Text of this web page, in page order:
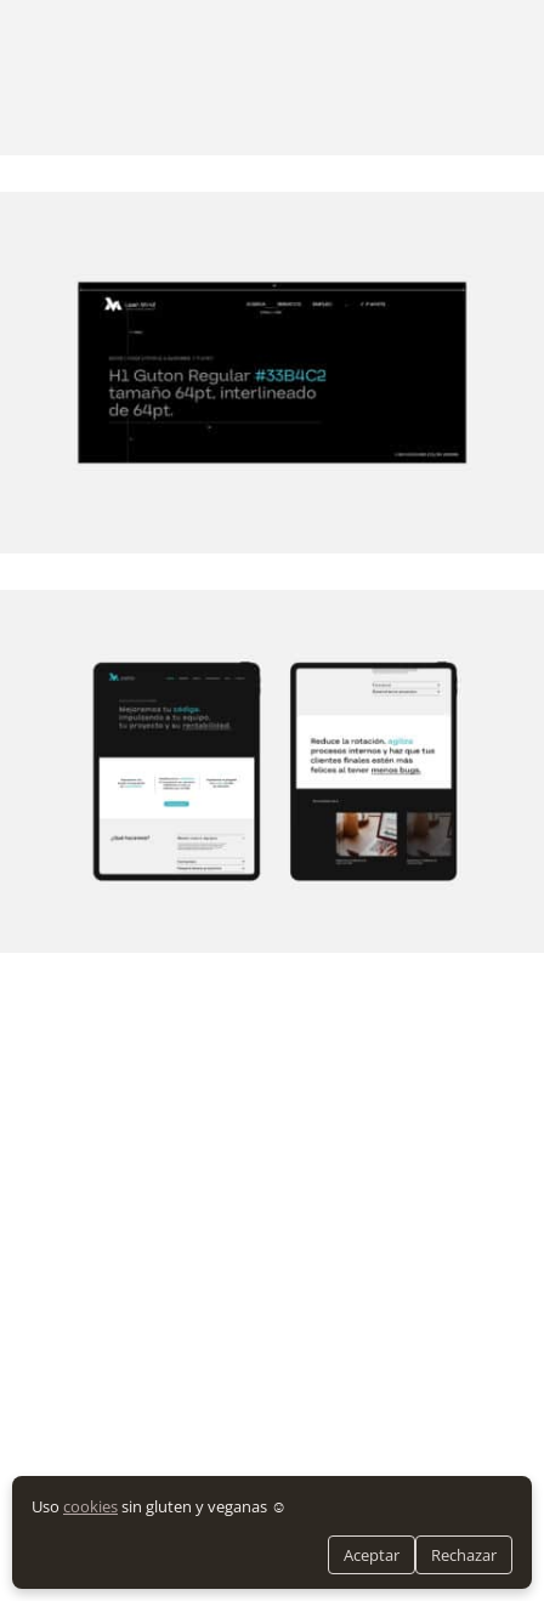
Uso cookiessin gluten y veganas ☺️
Aceptar Rechazar